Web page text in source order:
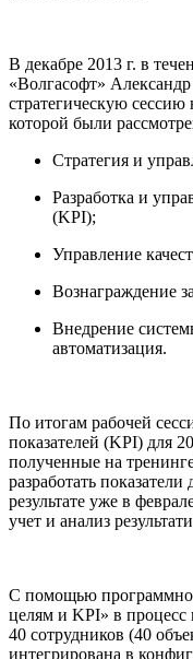
В декабре 2013 г. в
«Волгасофт»
стратегическую
которой были
Стратегия и
Разработка и
(KPI);
Управление
Вознаграждение
Внедрение
автоматизация.
По итогам рабочей
показателей (KPI) для
полученные на
разработать
результате уже в
учет и анализ
С помощью
целям и KPI» в процесс
40 сотрудников (40
интегрирована в